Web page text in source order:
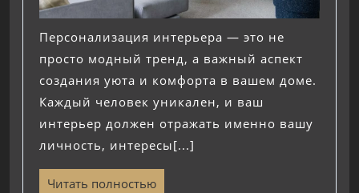
Персонализация интерьера — это не
просто модный тренд, а важный аспект
создания уюта и комфорта в вашем доме.
Каждый человек уникален, и ваш
интерьер должен отражать именно вашу
личность, интересы[...]
Читать полностью